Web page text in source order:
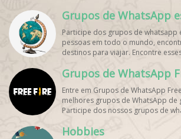
perfil!
Grupos de WhatsApp
Participe dos grupos de whatsapp
pessoas em todo o mundo,
destinos para viajar. Encontre
Grupos de WhatsApp
Entre em Grupos de WhatsApp
melhores grupos de WhatsApp de
Participe dos nossos grupos de
Hobbies